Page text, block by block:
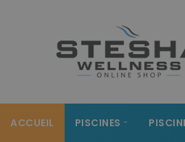
ACCUEIL PISCINES